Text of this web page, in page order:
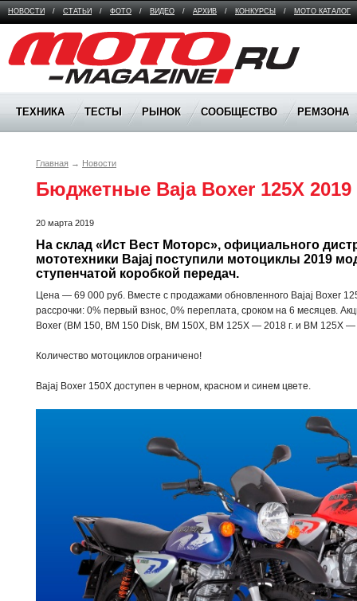
НОВОСТИ / СТАТЬИ / ФОТО / ВИДЕО / АРХИВ / КОНКУРСЫ / МОТО КАТАЛОГ
Moto Magazine
ТЕХНИКА ТЕСТЫ РЫНОК СООБЩЕСТВО РЕМЗОНА
Главная → Новости
Бюджетные Baja Boxer 125X 2019
20 марта 2019
На склад «Ист Вест Моторс», официального
мототехники Bajaj поступили мотоциклы 2019
ступенчатой коробкой передач.
Цена — 69 000 руб. Вместе с продажами обновленного Bajaj Boxer
рассрочки: 0% первый взнос, 0% переплата, сроком на 6 месяцев.
Boxer (BM 150, BM 150 Disk, BM 150X, BM 125X — 2018 г. и BM 125X —
Количество мотоциклов ограничено!
Bajaj Boxer 150X доступен в черном, красном и синем цвете.